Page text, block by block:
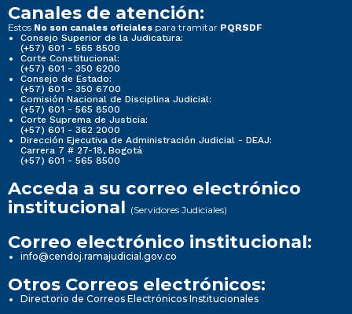
Canales de atención:
Estos No son canales oficiales para tramitar PQRSDF
Consejo Superior de la Judicatura:
(+57) 601 - 565 8500
Corte Constitucional:
(+57) 601 - 350 6200
Consejo de Estado:
(+57) 601 - 350 6700
Comisión Nacional de Disciplina Judicial:
(+57) 601 - 565 8500
Corte Suprema de Justicia:
(+57) 601 - 362 2000
Dirección Ejecutiva de Administración Judicial - DEAJ:
Carrera 7 # 27-18, Bogotá
(+57) 601 - 565 8500
Acceda a su correo electrónico
institucional (Servidores Judiciales)
Correo electrónico institucional:
info@cendoj.ramajudicial.gov.co
Otros Correos electrónicos:
Directorio de Correos Electrónicos Institucionales